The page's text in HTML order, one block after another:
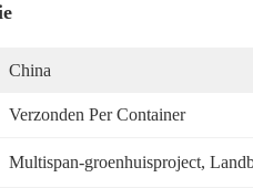
China
Verzonden Per Container
Multispan-groenhuisproject,